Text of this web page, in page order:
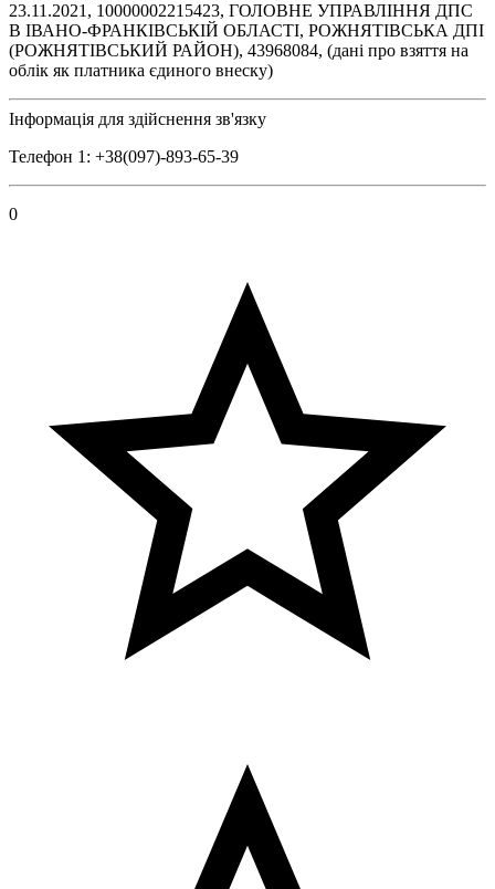
23.11.2021, 10000002215423, ГОЛОВНЕ УПРАВЛІННЯ ДПС
В ІВАНО-ФРАНКІВСЬКІЙ ОБЛАСТІ, РОЖНЯТІВСЬКА ДПІ
(РОЖНЯТІВСЬКИЙ РАЙОН), 43968084, (дані про взяття на
облік як платника єдиного внеску)
Інформація для здійснення зв'язку
Телефон 1: +38(097)-893-65-39
0